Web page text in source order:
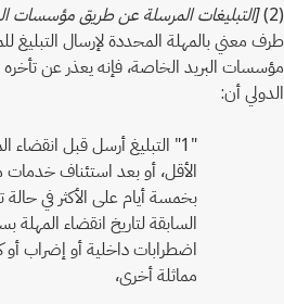
(2)
[التبليغات المرسلة عن طريق مؤسسات
طرف معني بالمهلة المحددة لإرسال التبليغ
مؤسسات البريد الخاصة، فإنه يعذر عن
الدولي أن:
"1" التبليغ أرسل قبل
الأقل، أو بعد استئناف
بخمسة أيام على الأكثر في حالة
السابقة لتاريخ انقضاء
اضطرابات داخلية أو إضراب أو
مماثلة أخرى،